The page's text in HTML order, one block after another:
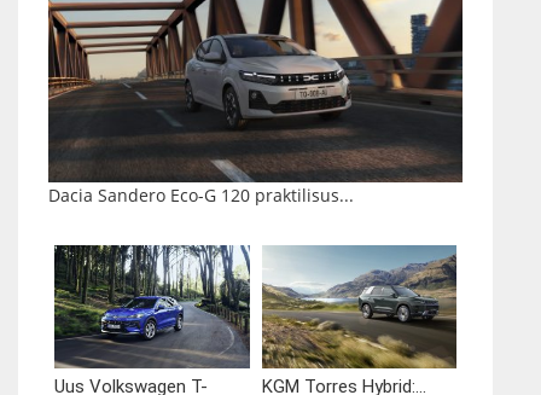
Dacia Sandero Eco-G 120 praktilisus...
Uus Volkswagen T- KGM Torres Hybrid:...